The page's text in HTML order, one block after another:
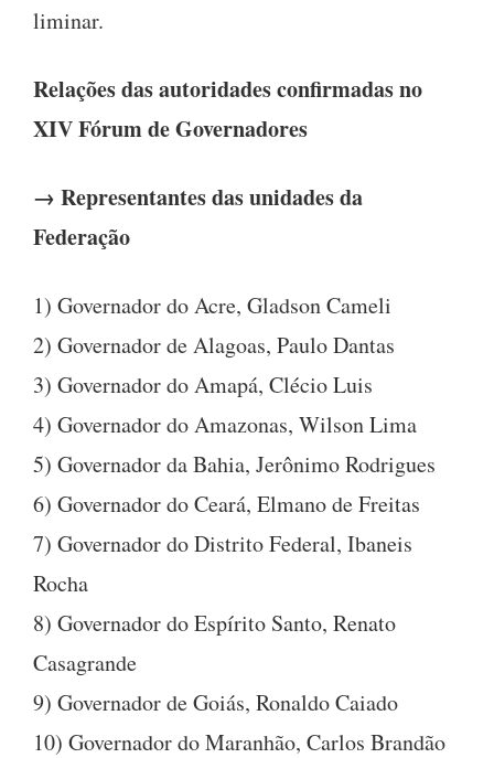
liminar.
Relações das autoridades confirmadas no
XIV Fórum de Governadores
→ Representantes das unidades da
Federação
1) Governador do Acre, Gladson Cameli
2) Governador de Alagoas, Paulo Dantas
3) Governador do Amapá, Clécio Luis
4) Governador do Amazonas, Wilson Lima
5) Governador da Bahia, Jerônimo Rodrigues
6) Governador do Ceará, Elmano de Freitas
7) Governador do Distrito Federal, Ibaneis
Rocha
8) Governador do Espírito Santo, Renato
Casagrande
9) Governador de Goiás, Ronaldo Caiado
10) Governador do Maranhão, Carlos Brandão